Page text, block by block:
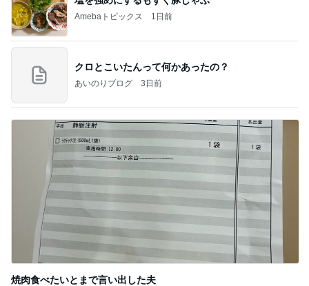
Amebaトピックス 1日前
クロとこいたんって何かあったの？
あいのりブログ 3日前
焼肉食べたいとまで言い出した夫